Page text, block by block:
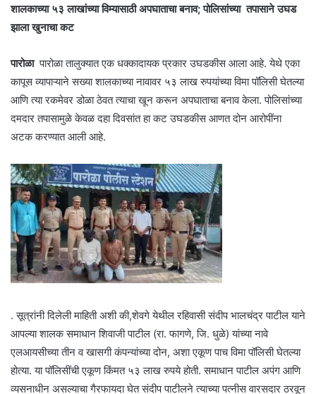
शालकाच्या ५३ लाखांच्या विम्यासाठी अपघाताचा बनाव; पोलिसांच्या तपासाने उघड
झाला खुनाचा कट
पारोळा पारोळा तालुक्यात एक धक्कादायक प्रकार उघडकीस आला आहे. येथे एका
कापूस व्यापाऱ्याने सख्या शालकाच्या नावावर ५३ लाख रुपयांच्या विमा पॉलिसी घेतल्या
आणि त्या रकमेवर डोळा ठेवत त्याचा खून करून अपघाताचा बनाव केला. पोलिसांच्या
दमदार तपासामुळे केवळ दहा दिवसांत हा कट उघडकीस आणत दोन आरोपींना
अटक करण्यात आली आहे.
. सूत्रांनी दिलेली माहिती अशी की,शेवगे येथील रहिवासी संदीप भालचंद्र पाटील याने
आपल्या शालक समाधान शिवाजी पाटील (रा. फागणे, जि. धुळे) यांच्या नावे
एलआयसीच्या तीन व खासगी कंपन्यांच्या दोन, अशा एकूण पाच विमा पॉलिसी घेतल्या
होत्या. या पॉलिसींची एकूण किंमत ५३ लाख रुपये होती. समाधान पाटील अपंग आणि
व्यसनाधीन असल्याचा गैरफायदा घेत संदीप पाटीलने त्याच्या पत्नीस वारसदार ठरवून